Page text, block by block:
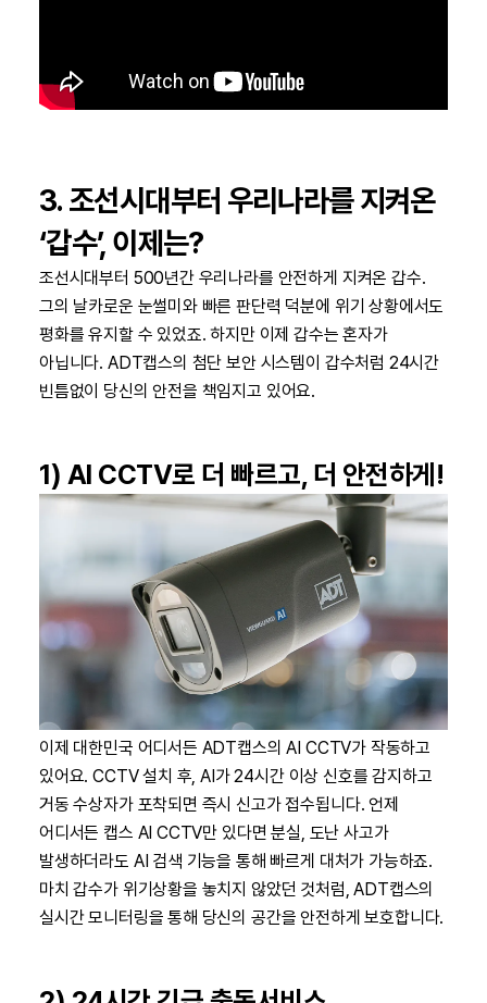
3. 조선시대부터 우리나라를 지켜온
‘갑수’, 이제는?
조선시대부터 500년간 우리나라를 안전하게 지켜온 갑수.
그의 날카로운 눈썰미와 빠른 판단력 덕분에 위기 상황에서도
평화를 유지할 수 있었죠. 하지만 이제 갑수는 혼자가
아닙니다. ADT캡스의 첨단 보안 시스템이 갑수처럼 24시간
빈틈없이 당신의 안전을 책임지고 있어요.
1) AI CCTV로 더 빠르고, 더 안전하게!
이제 대한민국 어디서든 ADT캡스의 AI CCTV가 작동하고
있어요. CCTV 설치 후, AI가 24시간 이상 신호를 감지하고
거동 수상자가 포착되면 즉시 신고가 접수됩니다. 언제
어디서든 캡스 AI CCTV만 있다면 분실, 도난 사고가
발생하더라도 AI 검색 기능을 통해 빠르게 대처가 가능하죠.
마치 갑수가 위기상황을 놓치지 않았던 것처럼, ADT캡스의
실시간 모니터링을 통해 당신의 공간을 안전하게 보호합니다.